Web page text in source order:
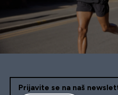
Prijavite se na naš